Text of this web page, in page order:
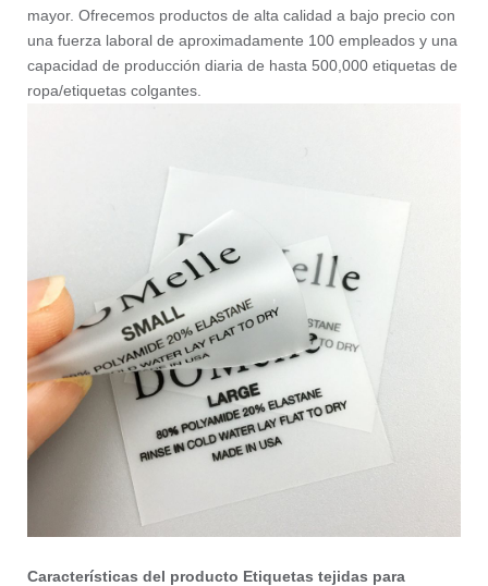
mayor. Ofrecemos productos de alta calidad a bajo precio con
una fuerza laboral de aproximadamente 100 empleados y una
capacidad de producción diaria de hasta 500,000 etiquetas de
ropa/etiquetas colgantes.
Características del producto Etiquetas tejidas para